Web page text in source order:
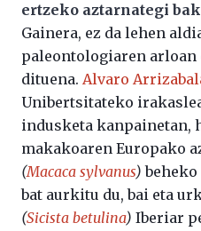
ertzeko aztarnategi
Gainera, ez da lehen
paleontologiaren arloan
dituena. Alvaro
Unibertsitateko
indusketa kanpainetan,
makakoaren Europako
(Macaca sylvanus)
bat aurkitu du, bai eta
(Sicista betulina) Iberiar